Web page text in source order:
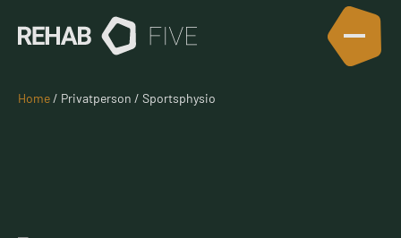
Home / Privatperson / Sportsphysio